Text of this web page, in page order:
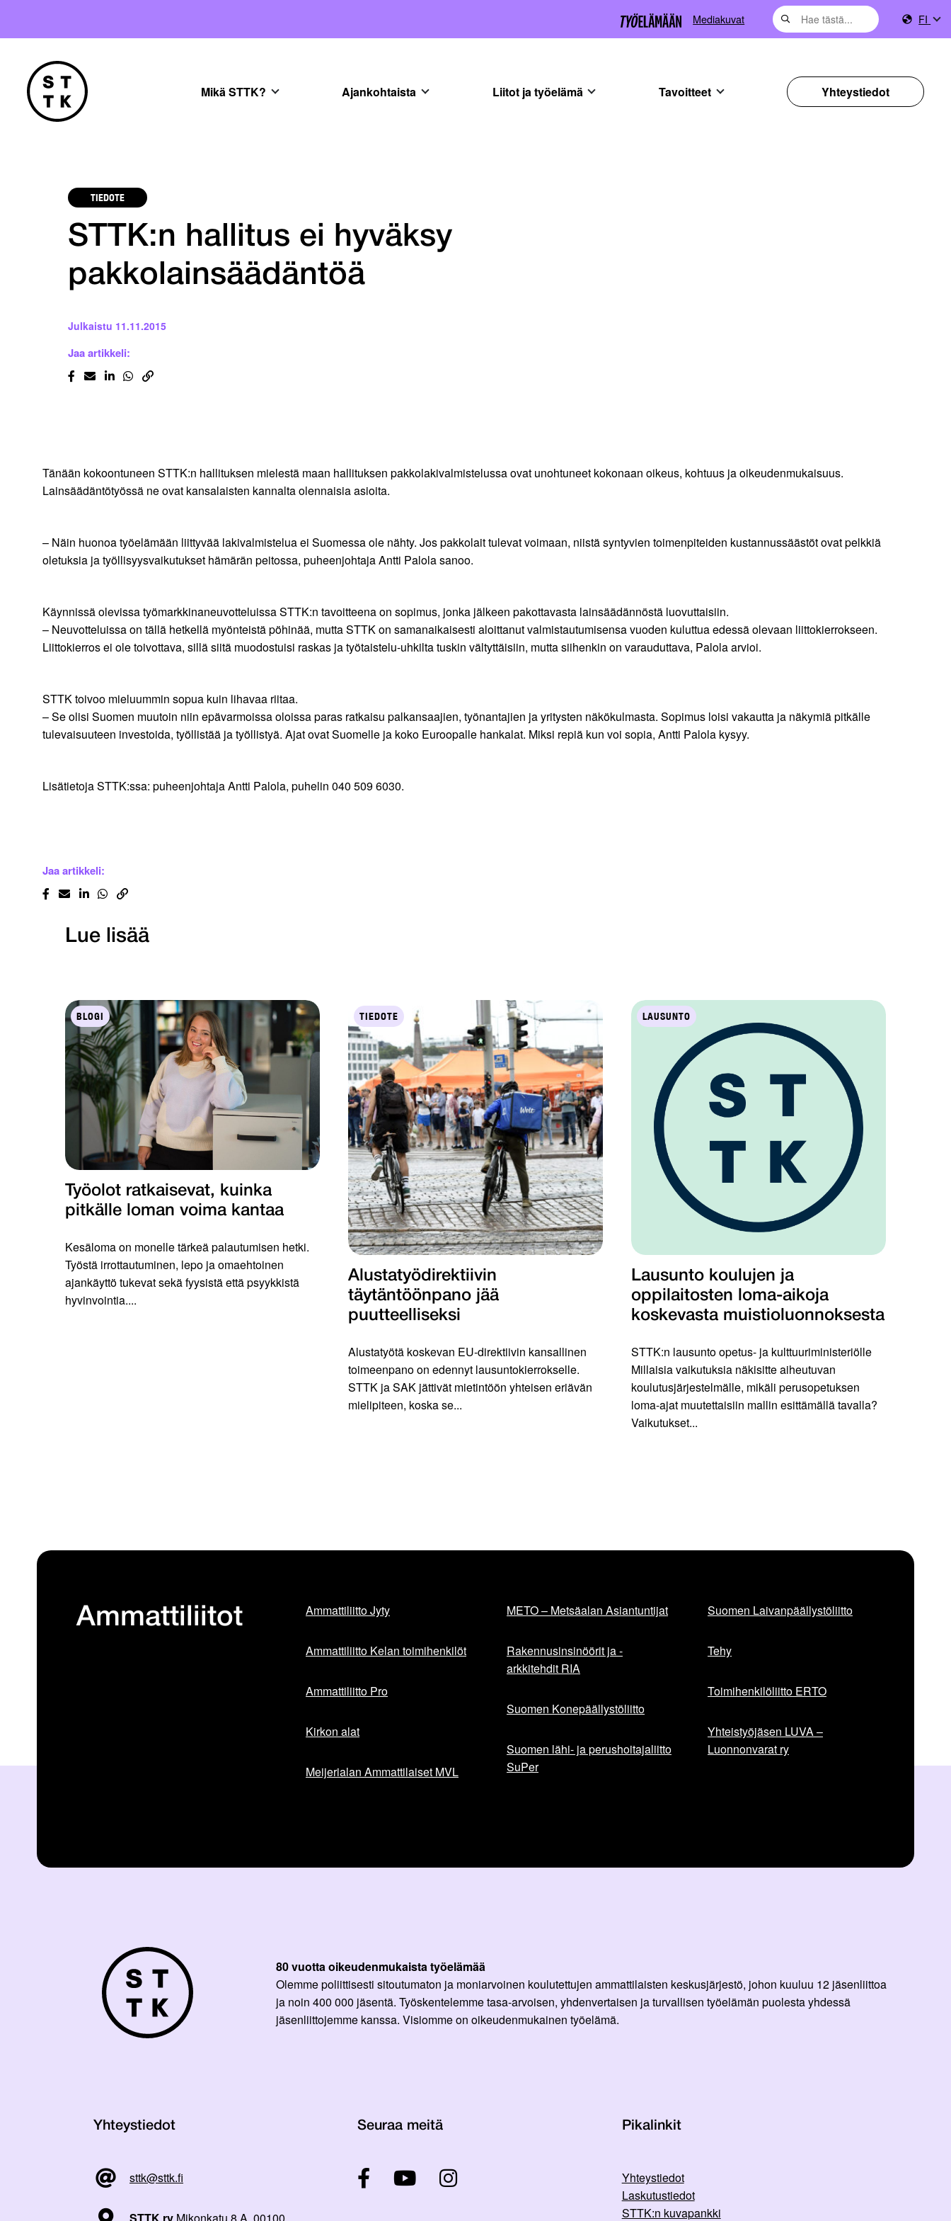
Mediakuvat FI
Mikä STTK? Ajankohtaista Liitot ja työelämä Tavoitteet Yhteystiedot
TIEDOTE
STTK:n hallitus ei hyväksy
pakkolainsäädäntöä
Julkaistu 11.11.2015
Jaa artikkeli:
Tänään kokoontuneen STTK:n hallituksen mielestä maan hallituksen pakkolakivalmistelussa ovat unohtuneet kokonaan oikeus, kohtuus ja oikeudenmukaisuus.
Lainsäädäntötyössä ne ovat kansalaisten kannalta olennaisia asioita.
– Näin huonoa työelämään liittyvää lakivalmistelua ei Suomessa ole nähty. Jos pakkolait tulevat voimaan, niistä syntyvien toimenpiteiden kustannussäästöt ovat pelkkiä
oletuksia ja työllisyysvaikutukset hämärän peitossa, puheenjohtaja Antti Palola sanoo.
Käynnissä olevissa työmarkkinaneuvotteluissa STTK:n tavoitteena on sopimus, jonka jälkeen pakottavasta lainsäädännöstä luovuttaisiin.
– Neuvotteluissa on tällä hetkellä myönteistä pöhinää, mutta STTK on samanaikaisesti aloittanut valmistautumisensa vuoden kuluttua edessä olevaan liittokierrokseen.
Liittokierros ei ole toivottava, sillä siitä muodostuisi raskas ja työtaistelu-uhkilta tuskin vältyttäisiin, mutta siihenkin on varauduttava, Palola arvioi.
STTK toivoo mieluummin sopua kuin lihavaa riitaa.
– Se olisi Suomen muutoin niin epävarmoissa oloissa paras ratkaisu palkansaajien, työnantajien ja yritysten näkökulmasta. Sopimus loisi vakautta ja näkymiä pitkälle
tulevaisuuteen investoida, työllistää ja työllistyä. Ajat ovat Suomelle ja koko Euroopalle hankalat. Miksi repiä kun voi sopia, Antti Palola kysyy.
Lisätietoja STTK:ssa: puheenjohtaja Antti Palola, puhelin 040 509 6030.
Jaa artikkeli:
Lue lisää
BLOGI
Työolot ratkaisevat, kuinka
pitkälle loman voima kantaa
Kesäloma on monelle tärkeä palautumisen hetki.
Työstä irrottautuminen, lepo ja omaehtoinen
ajankäyttö tukevat sekä fyysistä että psyykkistä
hyvinvointia....
TIEDOTE
Alustatyödirektiivin
täytäntöönpano jää
puutteelliseksi
Alustatyötä koskevan EU-direktiivin kansallinen
toimeenpano on edennyt lausuntokierrokselle.
STTK ja SAK jättivät mietintöön yhteisen eriävän
mielipiteen, koska se...
LAUSUNTO
Lausunto koulujen ja
oppilaitosten loma-aikoja
koskevasta muistioluonnoksesta
STTK:n lausunto opetus- ja kulttuuriministeriölle
Millaisia vaikutuksia näkisitte aiheutuvan
koulutusjärjestelmälle, mikäli perusopetuksen
loma-ajat muutettaisiin mallin esittämällä tavalla?
Vaikutukset...
Ammattiliitot Ammattiliitto Jyty
Ammattiliitto Kelan toimihenkilöt
Ammattiliitto Pro
Kirkon alat
Meijerialan Ammattilaiset MVL
METO – Metsäalan Asiantuntijat
Rakennusinsinöörit ja -
arkkitehdit RIA
Suomen Konepäällystöliitto
Suomen lähi- ja perushoitajaliitto
SuPer
Suomen Laivanpäällystöliitto
Tehy
Toimihenkilöliitto ERTO
Yhteistyöjäsen LUVA –
Luonnonvarat ry
80 vuotta oikeudenmukaista työelämää
Olemme poliittisesti sitoutumaton ja moniarvoinen koulutettujen ammattilaisten keskusjärjestö, johon kuuluu 12 jäsenliittoa
ja noin 400 000 jäsentä. Työskentelemme tasa-arvoisen, yhdenvertaisen ja turvallisen työelämän puolesta yhdessä
jäsenliittojemme kanssa. Visiomme on oikeudenmukainen työelämä.
Yhteystiedot
sttk@sttk.fi
Seuraa meitä Pikalinkit
Yhteystiedot
Laskutustiedot
STTK:n kuvapankki